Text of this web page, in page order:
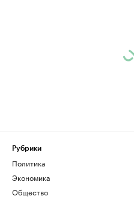
Рубрики
Политика
Экономика
Общество